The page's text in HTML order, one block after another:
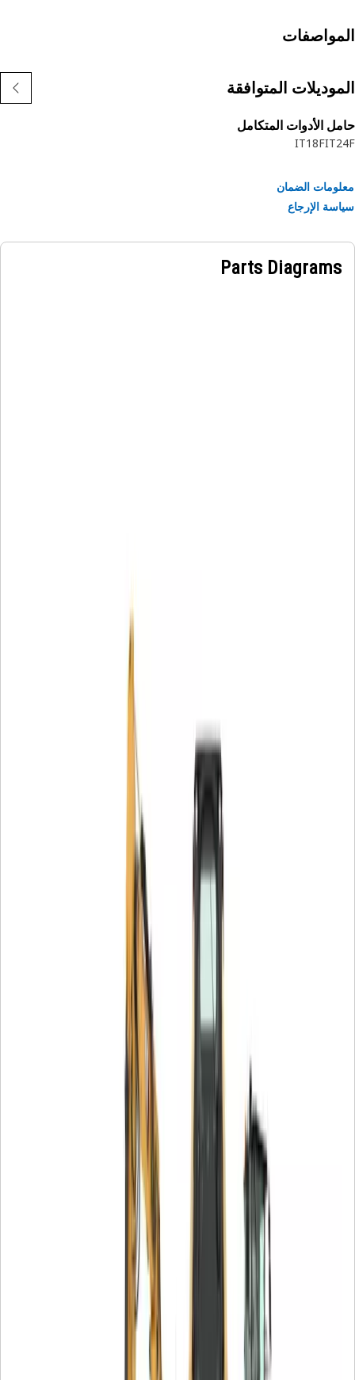
المتوافقة
الأدوات المتكامل
IT18F
الضمان
الإرجاع
Parts Diagrams